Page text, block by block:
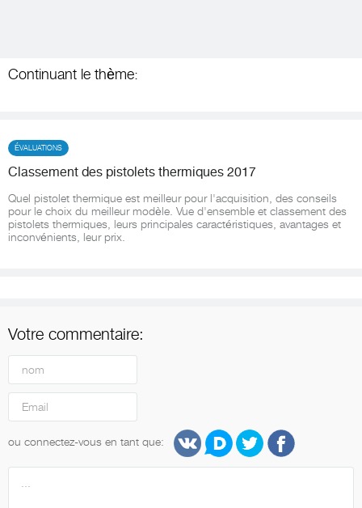
Continuant le thème:
ÉVALUATIONS
Classement des pistolets thermiques 2017
Quel pistolet thermique est meilleur pour l'acquisition, des conseils
pour le choix du meilleur modèle. Vue d'ensemble et classement des
pistolets thermiques, leurs principales caractéristiques, avantages et
inconvénients, leur prix.
Votre commentaire:
ou connectez-vous en tant que: